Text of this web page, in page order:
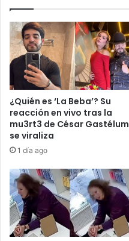
¿Quién es ‘La Beba’? Su
reacción en vivo tras la
mu3rt3 de César Gastélum
se viraliza
1 día ago